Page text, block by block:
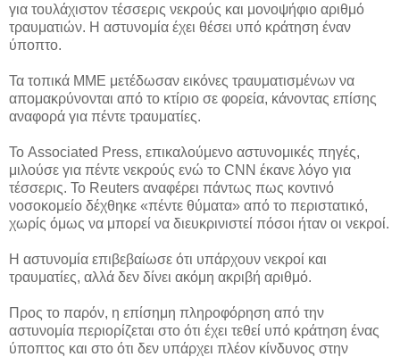
για τουλάχιστον τέσσερις νεκρούς και μονοψήφιο αριθμό
τραυματιών. Η αστυνομία έχει θέσει υπό κράτηση έναν
ύποπτο.
Τα τοπικά ΜΜΕ μετέδωσαν εικόνες τραυματισμένων να
απομακρύνονται από το κτίριο σε φορεία, κάνοντας επίσης
αναφορά για πέντε τραυματίες.
Το Associated Press, επικαλούμενο αστυνομικές πηγές,
μιλούσε για πέντε νεκρούς ενώ το CNN έκανε λόγο για
τέσσερις. Το Reuters αναφέρει πάντως πως κοντινό
νοσοκομείο δέχθηκε «πέντε θύματα» από το περιστατικό,
χωρίς όμως να μπορεί να διευκρινιστεί πόσοι ήταν οι νεκροί.
Η αστυνομία επιβεβαίωσε ότι υπάρχουν νεκροί και
τραυματίες, αλλά δεν δίνει ακόμη ακριβή αριθμό.
Προς το παρόν, η επίσημη πληροφόρηση από την
αστυνομία περιορίζεται στο ότι έχει τεθεί υπό κράτηση ένας
ύποπτος και στο ότι δεν υπάρχει πλέον κίνδυνος στην